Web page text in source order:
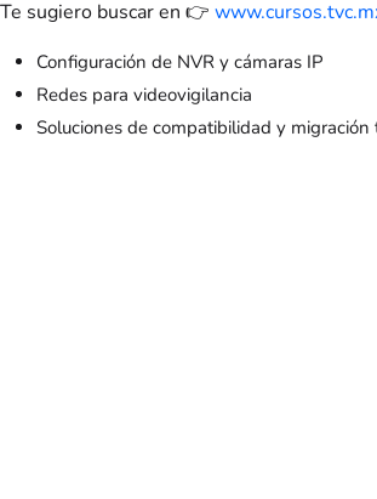
Te sugiero buscar en 👉
Configuración de NVR y cámaras IP
Redes para videovigilancia
Soluciones de compatibilidad y migración